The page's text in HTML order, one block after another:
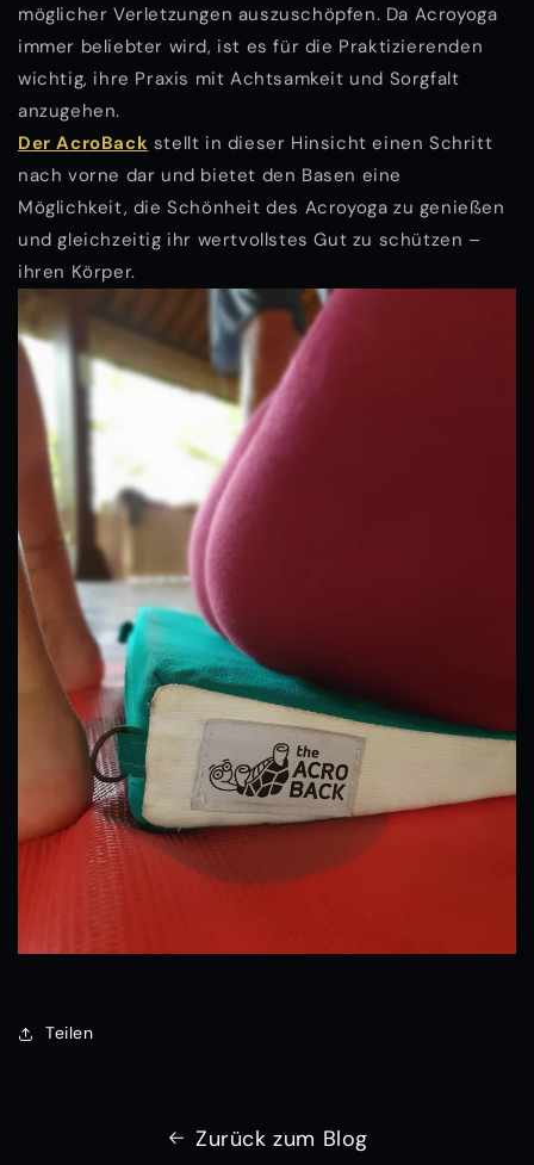
möglicher Verletzungen auszuschöpfen. Da Acroyoga
immer beliebter wird, ist es für die Praktizierenden
wichtig, ihre Praxis mit Achtsamkeit und Sorgfalt
anzugehen.
Der AcroBack stellt in dieser Hinsicht einen Schritt
nach vorne dar und bietet den Basen eine
Möglichkeit, die Schönheit des Acroyoga zu genießen
und gleichzeitig ihr wertvollstes Gut zu schützen –
ihren Körper.
Teilen
Zurück zum Blog